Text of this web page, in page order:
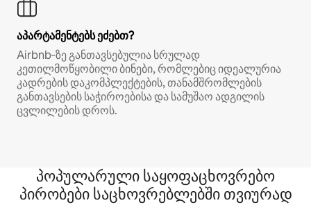
აპარტამენტებს ეძებთ?
Airbnb‑ზე განთავსებულია სრულად
კეთილმოწყობილი ბინები, რომლებიც იდეალურია
კადრების დაკომპლექტების, თანამშრომლების
განთავსების საჭიროებისა და სამუშაო ადგილის
ცვლილების დროს.
პოპულარული საყოფაცხოვრებო
პირობები საცხოვრებლებში თვიურად